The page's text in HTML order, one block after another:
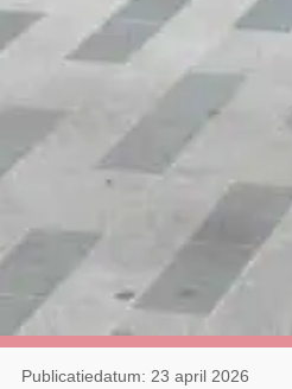
Publicatiedatum: 23 april 2026